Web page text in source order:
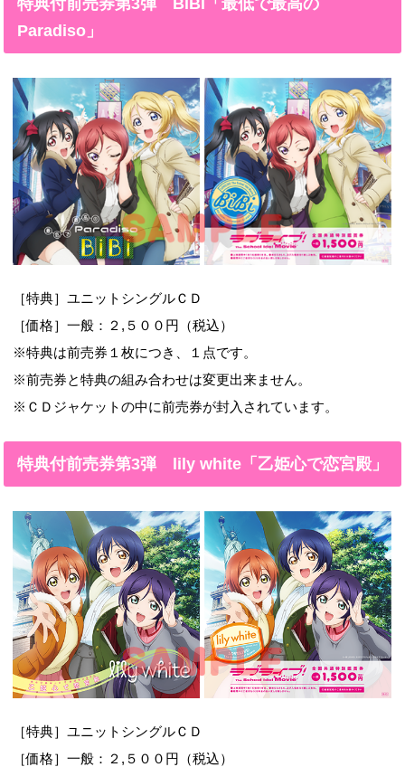
Paradiso」
［特典］ユニットシングルＣＤ
［価格］一般：２,５００円（税込）
※特典は前売券１枚につき、１点です。
※前売券と特典の組み合わせは変更出来ません。
※ＣＤジャケットの中に前売券が封入されています。
特典付前売券第3弾 lily white「乙姫心で恋宮殿」
［特典］ユニットシングルＣＤ
［価格］一般：２,５００円（税込）